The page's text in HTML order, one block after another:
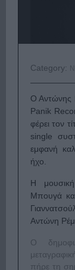
Category:
Ο Αντώνης
Panik
φέρει τον
single
εμφανή
ήχο.
Η
Μπουγά
Αντώνη
Ο
πήρε τη